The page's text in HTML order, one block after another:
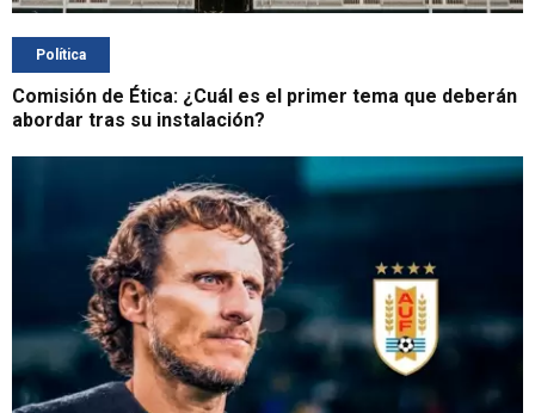
Política
Comisión de Ética: ¿Cuál es el primer tema que deberán
abordar tras su instalación?